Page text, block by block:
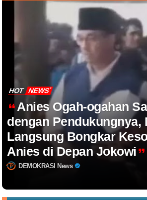
HOT NEWS
Anies Ogah-ogahan
dengan Pendukungnya,
Langsung Bongkar
Anies di Depan Jokowi
DEMOKRASI News